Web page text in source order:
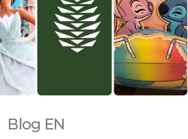
Blog EN